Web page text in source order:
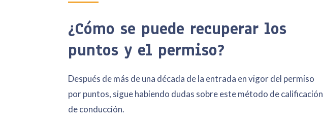
¿Cómo se puede recuperar los
puntos y el permiso?
Después de más de una década de la entrada en vigor del permiso
por puntos, sigue habiendo dudas sobre este método de calificación
de conducción.